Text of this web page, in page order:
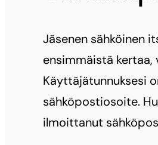
Jäsenen sähköinen
ensimmäistä kertaa,
Käyttäjätunnuksesi
sähköpostiosoite.
ilmoittanut